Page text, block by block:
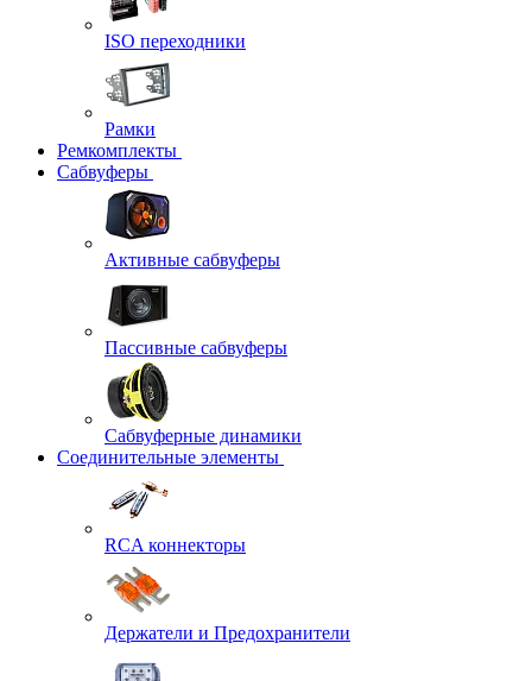
ISO переходники
Рамки
Ремкомплекты
Сабвуферы
Активные сабвуферы
Пассивные сабвуферы
Сабвуферные динамики
Соединительные элементы
RCA коннекторы
Держатели и Предохранители